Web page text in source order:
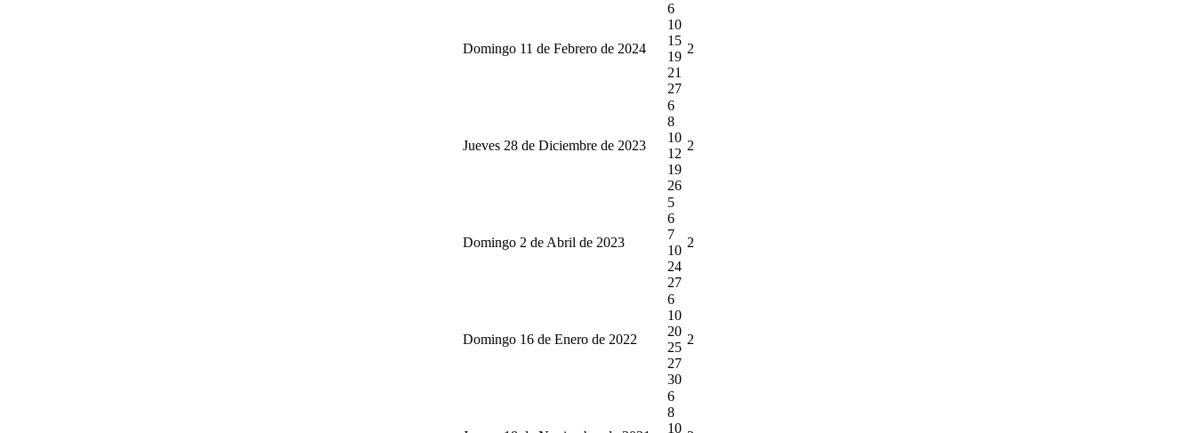
Domingo 11 de Febrero de 2024
6
10
15
19
21
27
2
Jueves 28 de Diciembre de 2023
6
8
10
12
19
26
2
Domingo 2 de Abril de 2023
5
6
7
10
24
27
2
Domingo 16 de Enero de 2022
6
10
20
25
27
30
2
6
8
10